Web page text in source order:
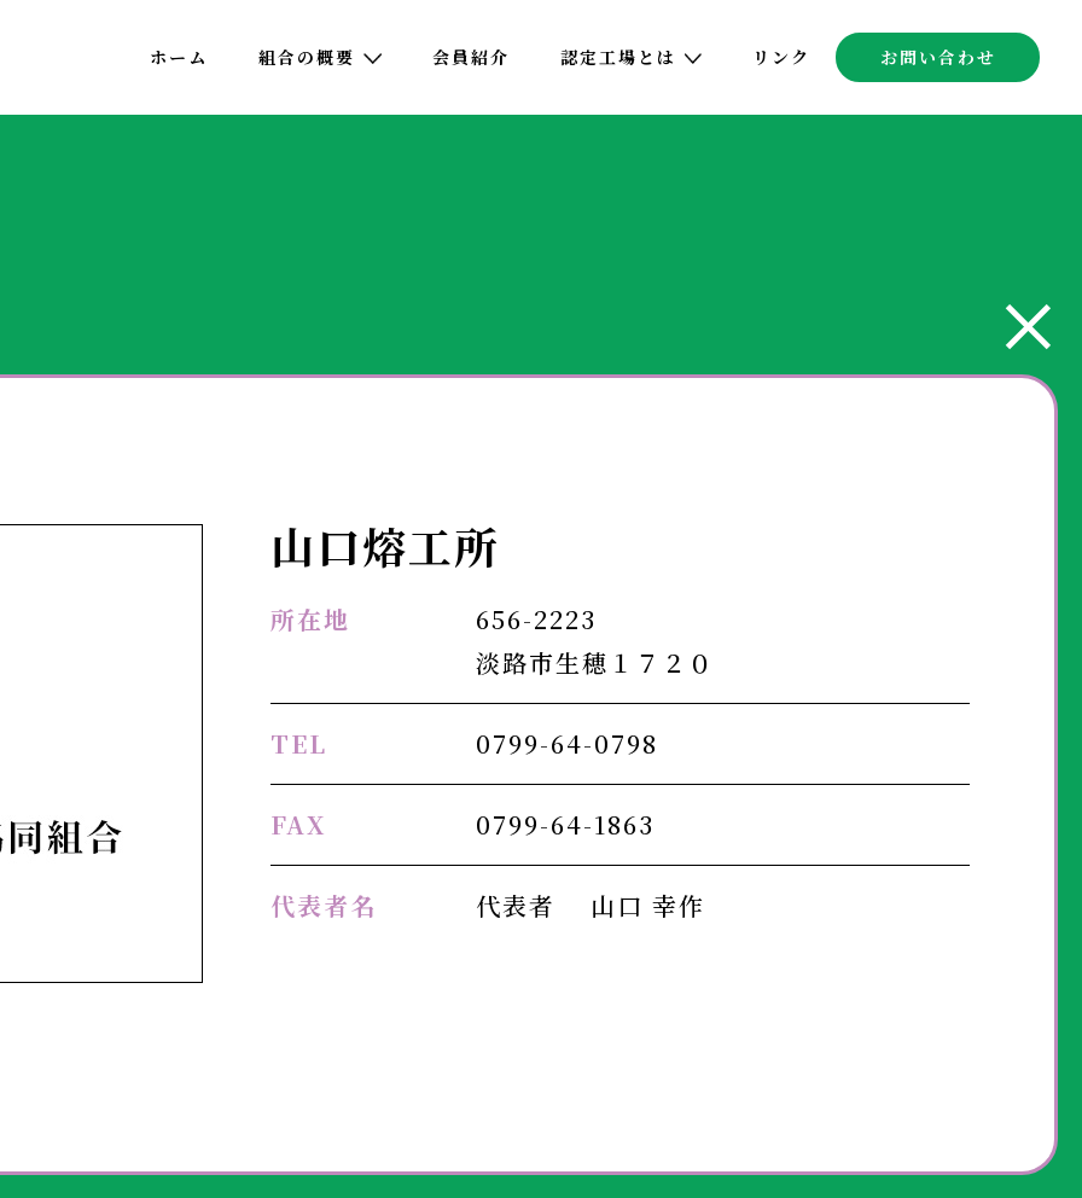
ホーム 組合の概要 会員紹介 認定工場とは リンク お問い合わせ
山口熔工所
所在地
656-2223
淡路市生穂１７２０
TEL 0799-64-0798
FAX 0799-64-1863
代表者名 代表者 山口 幸作